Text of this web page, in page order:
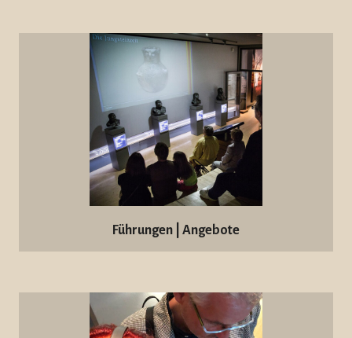
Führungen | Angebote